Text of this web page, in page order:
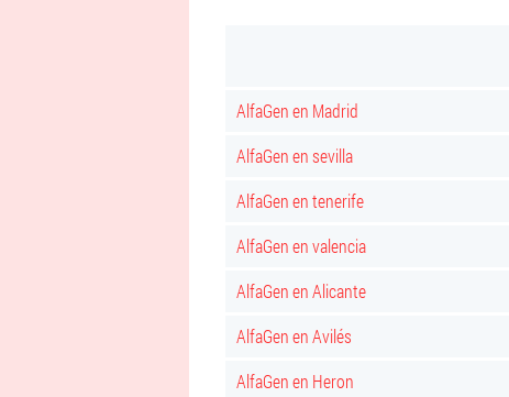
AlfaGen en Madrid
AlfaGen en sevilla
AlfaGen en tenerife
AlfaGen en valencia
AlfaGen en Alicante
AlfaGen en Avilés
AlfaGen en Heron